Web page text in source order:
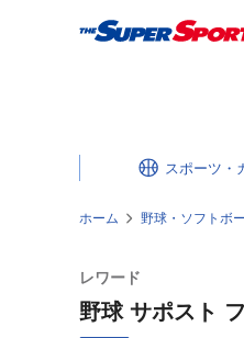
スポーツ・
ホーム 野球・ソフトボ
レワード
野球 サポスト